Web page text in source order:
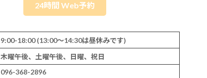
24時間 Web予約
9:00-18:00 (13:00～14:30は昼休みです)
木曜午後、土曜午後、日曜、祝日
096-368-2896